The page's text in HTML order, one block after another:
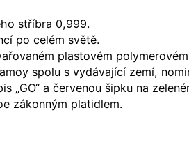
stříbra 0,999.
po celém světě.
plastovém
spolu s vydávající zemí,
„GO“ a červenou šipku na
zákonným platidlem.